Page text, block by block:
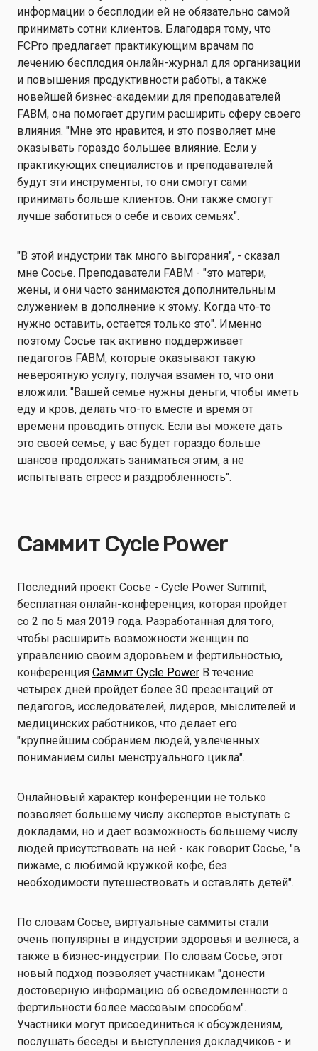
информации о бесплодии ей не обязательно самой
принимать сотни клиентов. Благодаря тому, что
FCPro предлагает практикующим врачам по
лечению бесплодия онлайн-журнал для организации
и повышения продуктивности работы, а также
новейшей бизнес-академии для преподавателей
FABM, она помогает другим расширить сферу своего
влияния. "Мне это нравится, и это позволяет мне
оказывать гораздо большее влияние. Если у
практикующих специалистов и преподавателей
будут эти инструменты, то они смогут сами
принимать больше клиентов. Они также смогут
лучше заботиться о себе и своих семьях".
"В этой индустрии так много выгорания", - сказал
мне Сосье. Преподаватели FABM - "это матери,
жены, и они часто занимаются дополнительным
служением в дополнение к этому. Когда что-то
нужно оставить, остается только это". Именно
поэтому Сосье так активно поддерживает
педагогов FABM, которые оказывают такую
невероятную услугу, получая взамен то, что они
вложили: "Вашей семье нужны деньги, чтобы иметь
еду и кров, делать что-то вместе и время от
времени проводить отпуск. Если вы можете дать
это своей семье, у вас будет гораздо больше
шансов продолжать заниматься этим, а не
испытывать стресс и раздробленность".
Саммит Cycle Power
Последний проект Сосье - Cycle Power Summit,
бесплатная онлайн-конференция, которая пройдет
со 2 по 5 мая 2019 года. Разработанная для того,
чтобы расширить возможности женщин по
управлению своим здоровьем и фертильностью,
конференция Саммит Cycle Power В течение
четырех дней пройдет более 30 презентаций от
педагогов, исследователей, лидеров, мыслителей и
медицинских работников, что делает его
"крупнейшим собранием людей, увлеченных
пониманием силы менструального цикла".
Онлайновый характер конференции не только
позволяет большему числу экспертов выступать с
докладами, но и дает возможность большему числу
людей присутствовать на ней - как говорит Сосье, "в
пижаме, с любимой кружкой кофе, без
необходимости путешествовать и оставлять детей".
По словам Сосье, виртуальные саммиты стали
очень популярны в индустрии здоровья и велнеса, а
также в бизнес-индустрии. По словам Сосье, этот
новый подход позволяет участникам "донести
достоверную информацию об осведомленности о
фертильности более массовым способом".
Участники могут присоединиться к обсуждениям,
послушать беседы и выступления докладчиков - и